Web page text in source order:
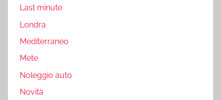
Last minute
Londra
Mediterraneo
Mete
Noleggio auto
Novità